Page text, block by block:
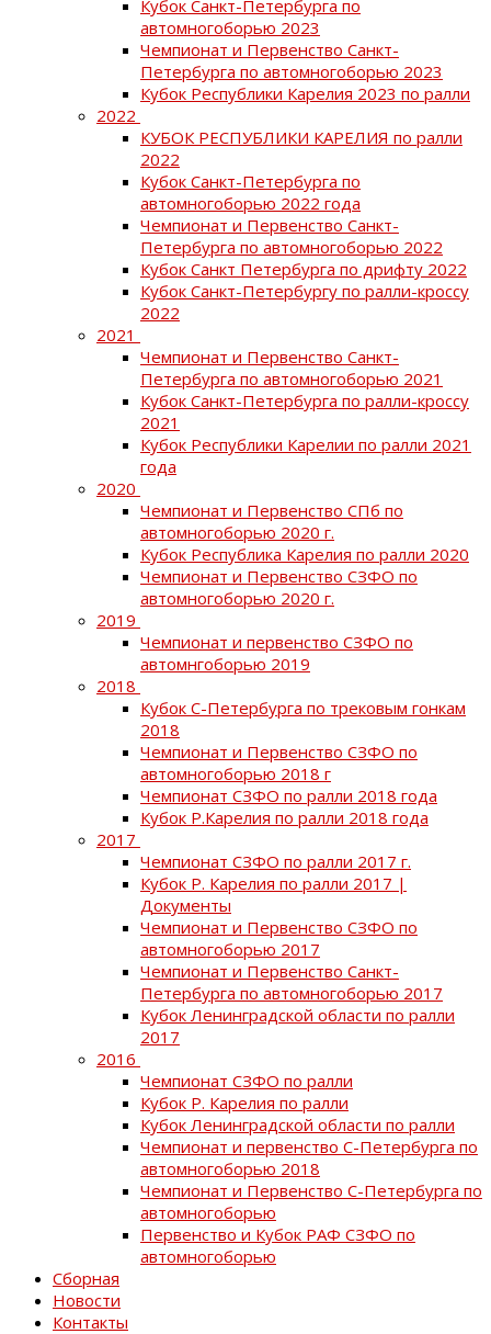
Кубок Санкт-Петербурга по
автомногоборью 2023
Чемпионат и Первенство Санкт-
Петербурга по автомногоборью 2023
Кубок Республики Карелия 2023 по ралли
2022
КУБОК РЕСПУБЛИКИ КАРЕЛИЯ по ралли
2022
Кубок Санкт-Петербурга по
автомногоборью 2022 года
Чемпионат и Первенство Санкт-
Петербурга по автомногоборью 2022
Кубок Санкт Петербурга по дрифту 2022
Кубок Санкт-Петербургу по ралли-кроссу
2022
2021
Чемпионат и Первенство Санкт-
Петербурга по автомногоборью 2021
Кубок Санкт-Петербурга по ралли-кроссу
2021
Кубок Республики Карелии по ралли 2021
года
2020
Чемпионат и Первенство СПб по
автомногоборью 2020 г.
Кубок Республика Карелия по ралли 2020
Чемпионат и Первенство СЗФО по
автомногоборью 2020 г.
2019
Чемпионат и первенство СЗФО по
автомнгоборью 2019
2018
Кубок С-Петербурга по трековым гонкам
2018
Чемпионат и Первенство СЗФО по
автомногоборью 2018 г
Чемпионат СЗФО по ралли 2018 года
Кубок Р.Карелия по ралли 2018 года
2017
Чемпионат СЗФО по ралли 2017 г.
Кубок Р. Карелия по ралли 2017 |
Документы
Чемпионат и Первенство СЗФО по
автомногоборью 2017
Чемпионат и Первенство Санкт-
Петербурга по автомногоборью 2017
Кубок Ленинградской области по ралли
2017
2016
Чемпионат СЗФО по ралли
Кубок Р. Карелия по ралли
Кубок Ленинградской области по ралли
Чемпионат и первенство С-Петербурга по
автомногоборью 2018
Чемпионат и Первенство С-Петербурга по
автомногоборью
Первенство и Кубок РАФ СЗФО по
автомногоборью
Сборная
Новости
Контакты